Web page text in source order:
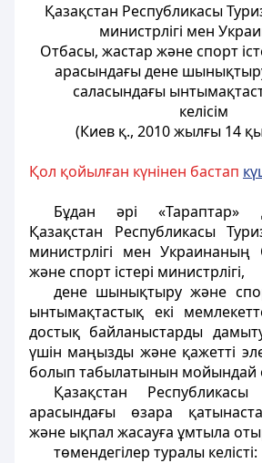
Қазақстан Республикасы
министрлігі мен
Отбасы, жастар және спорт
арасындағы дене
саласындағы
келісім
(Киев қ., 2010 жылғы 14
Қол қойылған күнінен бастап
Бұдан әрі «Тараптар»
Қазақстан Республикасы
министрлігі мен Украинаның
және спорт істері министрлігі,
дене шынықтыру және
ынтымақтастық екі
достық байланыстарды
үшін маңызды және қажетті
болып табылатынын мойындай
Қазақстан
арасындағы өзара
және ықпал жасауға ұмтыла
төмендегілер туралы келісті: